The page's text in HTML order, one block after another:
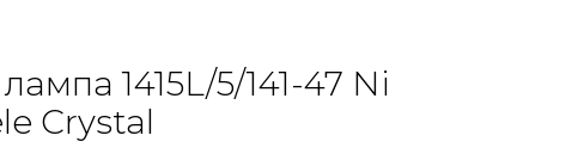
1415L/5/141-47 Ni
Crystal